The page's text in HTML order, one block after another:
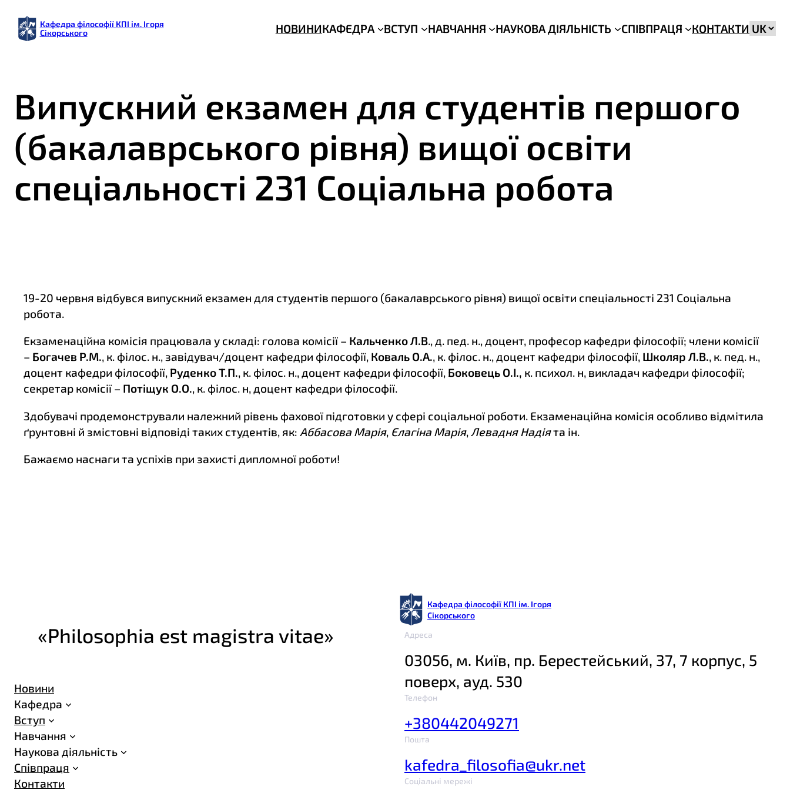
Кафедра філософії КПІ ім. Ігоря
Сікорського
НОВИНИКАФЕДРА ВСТУП НАВЧАННЯ НАУКОВА ДІЯЛЬНІСТЬ СПІВПРАЦЯ КОНТАКТИ
Випускний екзамен для студентів першого
(бакалаврського рівня) вищої освіти
спеціальності 231 Соціальна робота
19-20 червня відбувся випускний екзамен для студентів першого (бакалаврського рівня) вищої освіти спеціальності 231 Соціальна
робота.
Екзаменаційна комісія працювала у складі: голова комісії – Кальченко Л.В., д. пед. н., доцент, професор кафедри філософії; члени комісії
– Богачев Р.М., к. філос. н., завідувач/доцент кафедри філософії, Коваль О.А., к. філос. н., доцент кафедри філософії, Школяр Л.В., к. пед. н.,
доцент кафедри філософії, Руденко Т.П., к. філос. н., доцент кафедри філософії, Боковець О.І., к. психол. н, викладач кафедри філософії;
секретар комісії – Потіщук О.О., к. філос. н, доцент кафедри філософії.
Здобувачі продемонстрували належний рівень фахової підготовки у сфері соціальної роботи. Екзаменаційна комісія особливо відмітила
ґрунтовні й змістовні відповіді таких студентів, як: Аббасова Марія, Єлагіна Марія,Левадня Надіята ін.
Бажаємо наснаги та успіхів при захисті дипломної роботи!
«Philosophia est magistra vitae»
Новини
Кафедра
Вступ
Навчання
Наукова діяльність
Співпраця
Контакти
Кафедра філософії КПІ ім. Ігоря
Сікорського
Адреса
03056, м. Київ, пр. Берестейський, 37, 7 корпус, 5
поверх, ауд. 530
Телефон
+380442049271
Пошта
kafedra_filosofia@ukr.net
Соціальні мережі